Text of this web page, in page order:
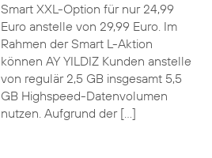
Smart XXL-Option für nur 24,99
Euro anstelle von 29,99 Euro. Im
Rahmen der Smart L-Aktion
können AY YILDIZ Kunden anstelle
von regulär 2,5 GB insgesamt 5,5
GB Highspeed-Datenvolumen
nutzen. Aufgrund der […]